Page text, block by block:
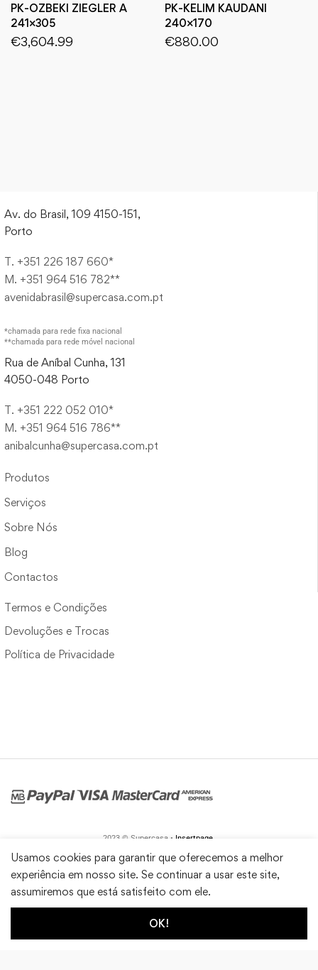
PK-OZBEKI ZIEGLER A
241×305
€3,604.99
PK-KELIM KAUDANI
240×170
€880.00
Av. do Brasil, 109 4150-151,
Porto
T. +351 226 187 660*
M. +351 964 516 782**
avenidabrasil@supercasa.com.pt
*chamada para rede fixa nacional
**chamada para rede móvel nacional
Rua de Aníbal Cunha, 131
4050-048 Porto
T. +351 222 052 010*
M. +351 964 516 786**
anibalcunha@supercasa.com.pt
Produtos
Serviços
Sobre Nós
Blog
Contactos
Termos e Condições
Devoluções e Trocas
Política de Privacidade
2023 © Supercasa • Insertpage
Usamos cookies para garantir que oferecemos a melhor
experiência em nosso site. Se continuar a usar este site,
assumiremos que está satisfeito com ele.
OK!
1